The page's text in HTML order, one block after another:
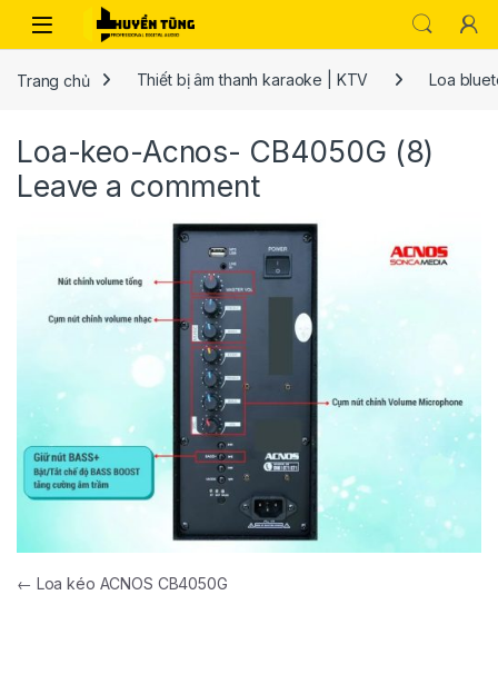
Trang chủ Thiết bị âm thanh karaoke | KTV Loa
Loa-keo-Acnos- CB4050G (8)
Leave a comment
← Loa kéo ACNOS CB4050G